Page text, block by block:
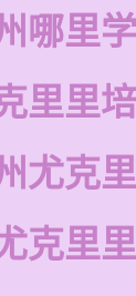
哪里
里里
尤克
克里